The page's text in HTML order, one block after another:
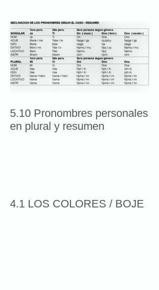
5.10 Pronombres personales
en plural y resumen
4.1 LOS COLORES / BOJE